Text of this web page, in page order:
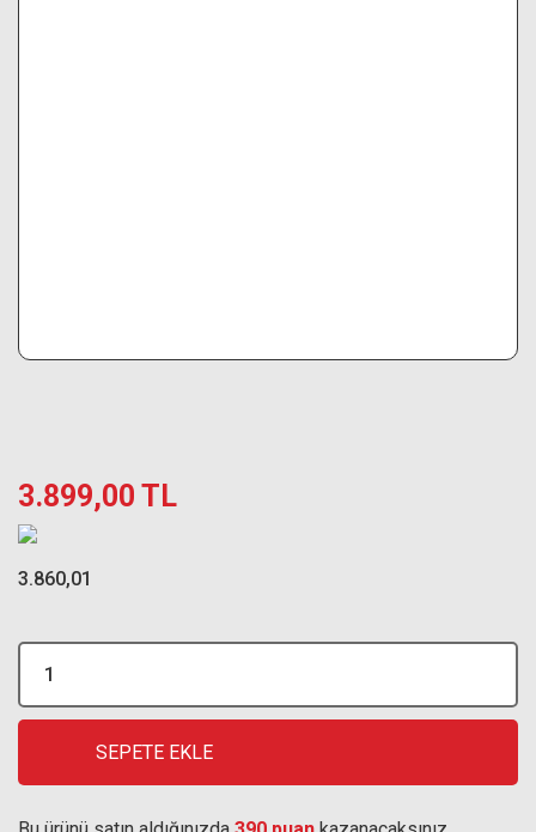
3.899,00 TL
3.860,01
SEPETE EKLE